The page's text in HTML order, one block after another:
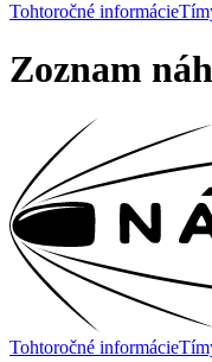
Tohtoročné informácie
Zoznam
Tohtoročné informácie